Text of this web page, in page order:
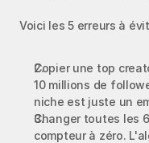
Voici les 5 erreurs à
Copier une top
10 millions de
niche est juste un
Changer toutes les
compteur à zéro.